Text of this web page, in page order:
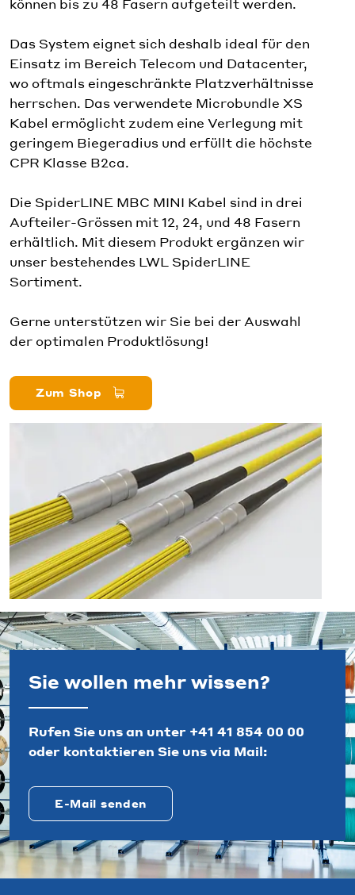
Das System eignet sich deshalb ideal für den
Einsatz im Bereich Telecom und Datacenter,
wo oftmals eingeschränkte Platzverhältnisse
herrschen. Das verwendete Microbundle XS
Kabel ermöglicht zudem eine Verlegung mit
geringem Biegeradius und erfüllt die höchste
CPR Klasse B2ca.
Die SpiderLINE MBC MINI Kabel sind in drei
Aufteiler-Grössen mit 12, 24, und 48 Fasern
erhältlich. Mit diesem Produkt ergänzen wir
unser bestehendes LWL SpiderLINE
Sortiment.
Gerne unterstützen wir Sie bei der Auswahl
der optimalen Produktlösung!
Zum Shop
Sie wollen mehr wissen?
Rufen Sie uns an unter +41 41 854 00 00
oder kontaktieren Sie uns via Mail:
E-Mail senden